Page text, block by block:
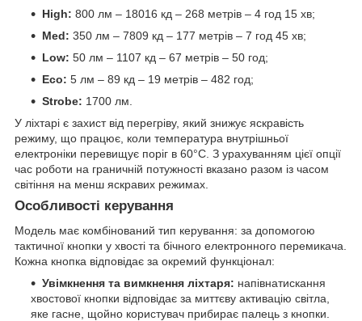
High: 800 лм – 18016 кд – 268 метрів – 4 год 15 хв;
Med: 350 лм – 7809 кд – 177 метрів – 7 год 45 хв;
Low: 50 лм – 1107 кд – 67 метрів – 50 год;
Eco: 5 лм – 89 кд – 19 метрів – 482 год;
Strobe: 1700 лм.
У ліхтарі є захист від перегріву, який знижує яскравість
режиму, що працює, коли температура внутрішньої
електроніки перевищує поріг в 60°C. З урахуванням цієї опції
час роботи на граничній потужності вказано разом із часом
світіння на менш яскравих режимах.
Особливості керування
Модель має комбінований тип керування: за допомогою
тактичної кнопки у хвості та бічного електронного перемикача.
Кожна кнопка відповідає за окремий функціонал:
Увімкнення та вимкнення ліхтаря: напівнатискання
хвостової кнопки відповідає за миттєву активацію світла,
яке гасне, щойно користувач прибирає палець з кнопки.